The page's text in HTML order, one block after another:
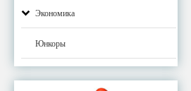
Экономика
Юнкоры